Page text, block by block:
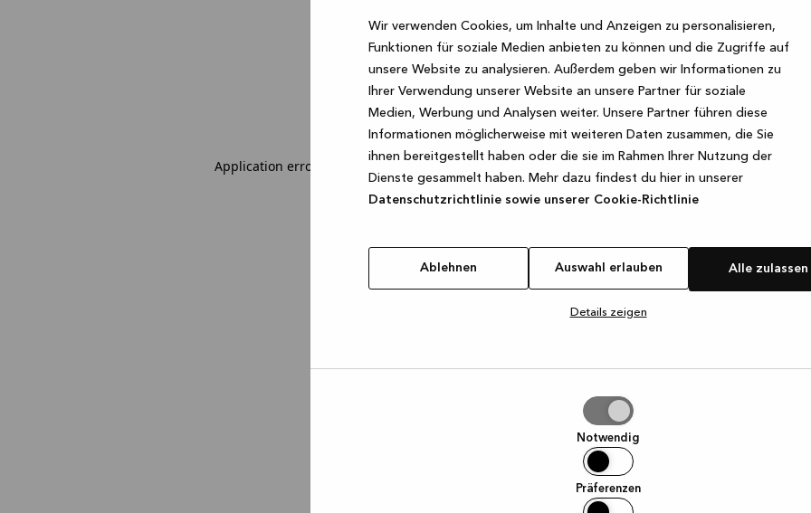
Wir verwenden Cookies, um Inhalte und Anzeigen zu personalisieren,
Funktionen für soziale Medien anbieten zu können und die Zugriffe auf
unsere Website zu analysieren. Außerdem geben wir Informationen zu
Ihrer Verwendung unserer Website an unsere Partner für soziale
Medien, Werbung und Analysen weiter. Unsere Partner führen diese
Informationen möglicherweise mit weiteren Daten zusammen, die Sie
ihnen bereitgestellt haben oder die sie im Rahmen Ihrer Nutzung der
Dienste gesammelt haben. Mehr dazu findest du hier in unserer
Datenschutzrichtlinie sowie unserer Cookie-Richtlinie
Ablehnen Auswahl erlauben Alle zulassen
Details zeigen
Notwendig
Präferenzen
Application error: a client-side exception has occurred while loadingwww.kvik.de (see the